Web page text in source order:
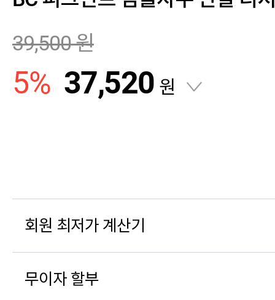
39,500원
5% 37,520 원
회원 최저가 계산기
무이자 할부